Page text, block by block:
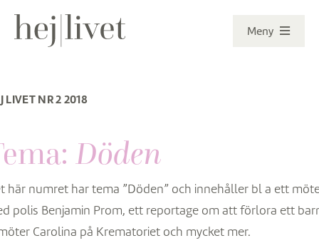
Meny
Ämnen
LIVET NR 2 2018
Döden
här numret har tema ”Döden” och innehåller bl a ett
polis Benjamin Prom, ett reportage om att förlora ett
Carolina på Krematoriet och mycket mer.